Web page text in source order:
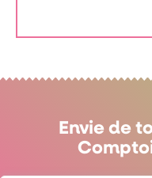
Envie de